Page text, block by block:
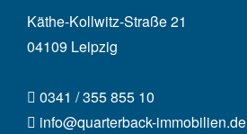
Käthe-Kollwitz-Straße 21
04109 Leipzig
0341 / 355 855 10
info@quarterback-immobilien.de